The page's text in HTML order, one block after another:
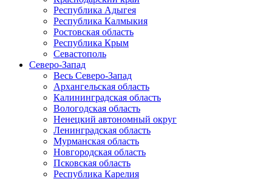
Республика Адыгея
Республика Калмыкия
Ростовская область
Республика Крым
Севастополь
Северо-Запад
Весь Северо-Запад
Архангельская область
Калининградская область
Вологодская область
Ненецкий автономный округ
Ленинградская область
Мурманская область
Новгородская область
Псковская область
Республика Карелия